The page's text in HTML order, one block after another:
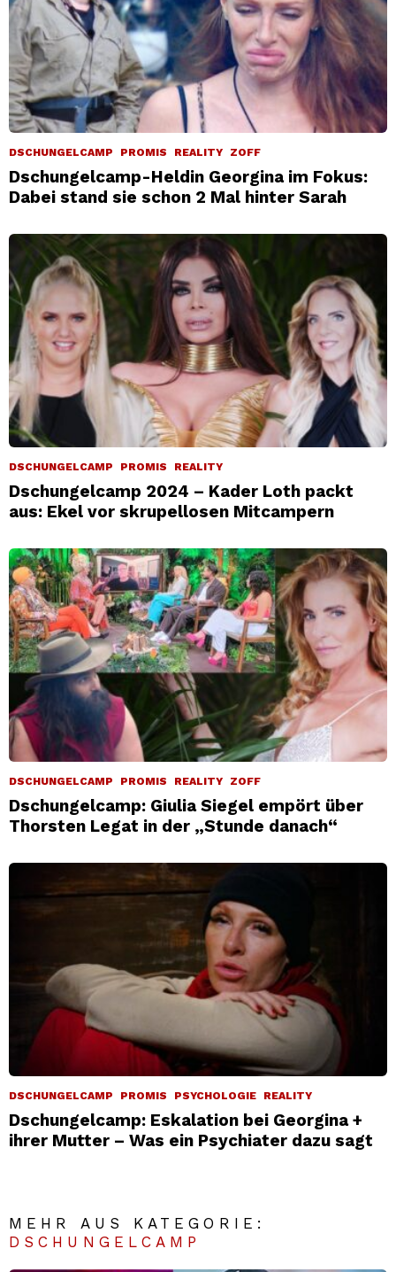
DSCHUNGELCAMP PROMIS REALITY ZOFF
Dschungelcamp-Heldin Georgina im Fokus:
Dabei stand sie schon 2 Mal hinter Sarah
DSCHUNGELCAMP PROMIS REALITY
Dschungelcamp 2024 – Kader Loth packt
aus: Ekel vor skrupellosen Mitcampern
DSCHUNGELCAMP PROMIS REALITY ZOFF
Dschungelcamp: Giulia Siegel empört über
Thorsten Legat in der „Stunde danach“
DSCHUNGELCAMP PROMIS PSYCHOLOGIE REALITY
Dschungelcamp: Eskalation bei Georgina +
ihrer Mutter – Was ein Psychiater dazu sagt
MEHR AUS KATEGORIE:
DSCHUNGELCAMP